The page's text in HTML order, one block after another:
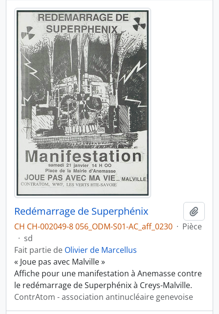
Redémarrage de Superphénix
CH CH-002049-8 056_ODM-S01-AC_aff_0230 · Pièce
· sd
Fait partie de Olivier de Marcellus
« Joue pas avec Malville »
Affiche pour une manifestation à Anemasse contre
le redémarrage de Superphénix à Creys-Malville.
ContrAtom - association antinucléaire genevoise